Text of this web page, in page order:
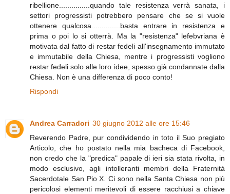
ribellione...............quando tale resistenza verrà sanata, i
settori progressisti potrebbero pensare che se si vuole
ottenere qualcosa..............basta entrare in resistenza e
prima o poi lo si otterrà. Ma la "resistenza" lefebvriana è
motivata dal fatto di restar fedeli all'insegnamento immutato
e immutabile della Chiesa, mentre i progressisti vogliono
restar fedeli solo alle loro idee, spesso già condannate dalla
Chiesa. Non è una differenza di poco conto!
Rispondi
Andrea Carradori 30 giugno 2012 alle ore 15:46
Reverendo Padre, pur condividendo in toto il Suo pregiato
Articolo, che ho postato nella mia bacheca di Facebook,
non credo che la "predica" papale di ieri sia stata rivolta, in
modo esclusivo, agli intolleranti membri della Fraternità
Sacerdotale San Pio X. Ci sono nella Santa Chiesa non più
pericolosi elementi meritevoli di essere racchiusi a chiave